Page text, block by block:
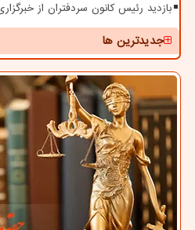
بازدید رئیس کانون سردفتران از
جدیدترین ها